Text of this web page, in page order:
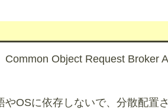
Object Request Broker
OSに依存しないで、分散配置